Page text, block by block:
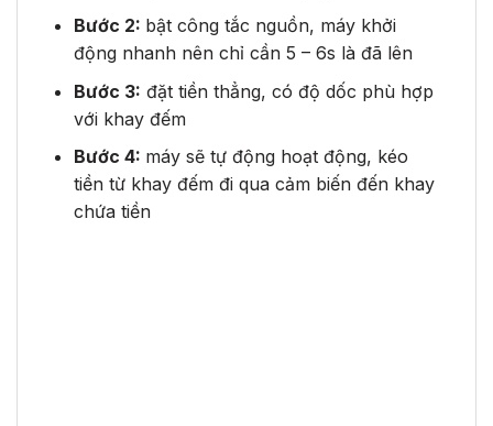
Bước 2: bật công tắc nguồn, máy khởi
động nhanh nên chỉ cần 5 – 6s là đã lên
Bước 3: đặt tiền thẳng, có độ dốc phù hợp
với khay đếm
Bước 4: máy sẽ tự động hoạt động, kéo
tiền từ khay đếm đi qua cảm biến đến khay
chứa tiền